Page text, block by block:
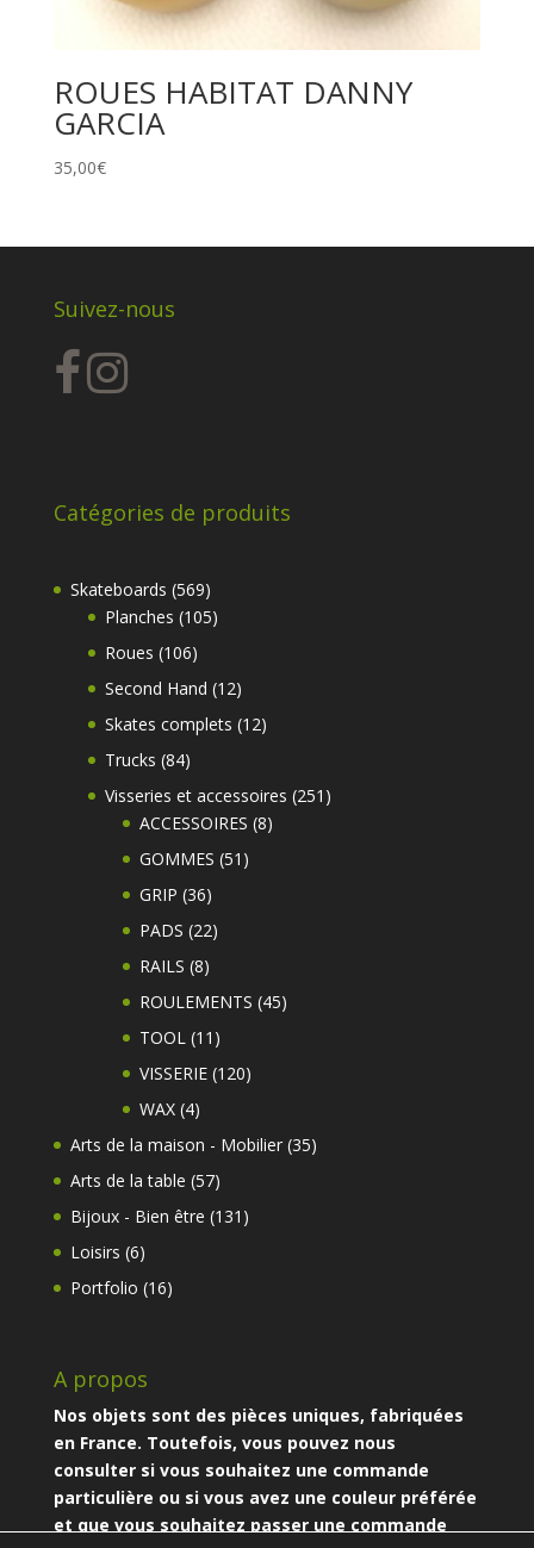
ROUES HABITAT DANNY
GARCIA
35,00€
Suivez-nous
Catégories de produits
Skateboards 569569
produits
Planches 105105
Roues 106106
produits
Second Hand 1212
produits
Skates complets 1212
Trucks 8484
produits
Visseries et accessoires 251 251
ACCESSOIRES 88
GOMMES 51 51
GRIP 3636
produits
PADS 2222
RAILS 88
produits
ROULEMENTS 4545
TOOL 11 11
produits
VISSERIE 120120
WAX 44
produits
Arts de la maison - Mobilier 3535
Arts de la table 5757
produits
Bijoux - Bien être 131 131
Loisirs 66
produits
Portfolio 1616
A propos
Nos objets sont des pièces uniques, fabriquées
en France. Toutefois, vous pouvez nous
consulter si vous souhaitez une commande
particulière ou si vous avez une couleur préférée
et que vous souhaitez passer une commande